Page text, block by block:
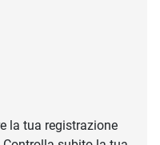
la tua registrazione